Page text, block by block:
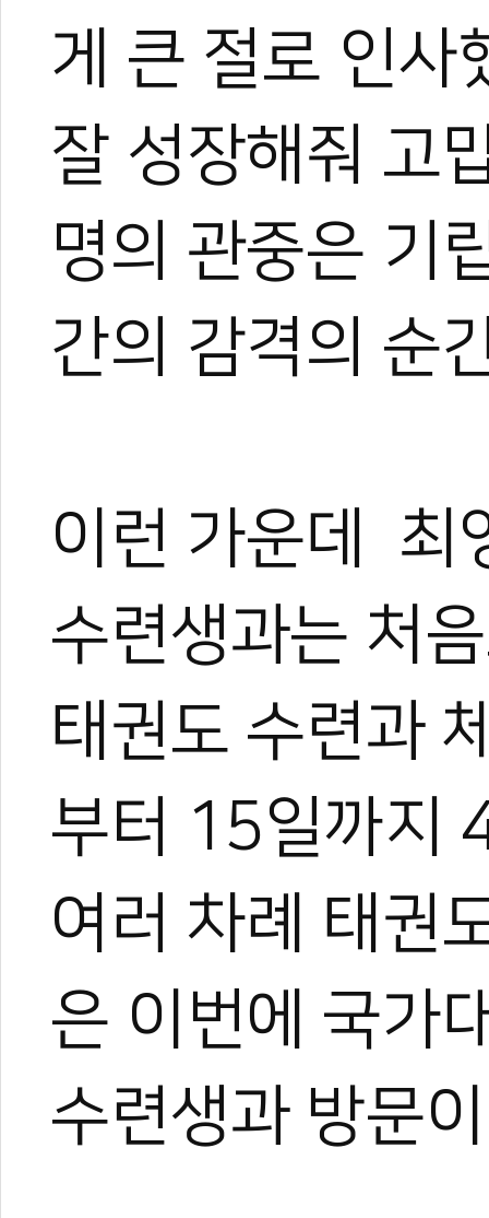
게 큰 절로 인사
잘 성장해줘 고
명의 관중은 기
간의 감격의 순
이런 가운데 최
수련생과는 처
태권도 수련과
부터 15일까지
여러 차례 태권
은 이번에 국가
수련생과 방문